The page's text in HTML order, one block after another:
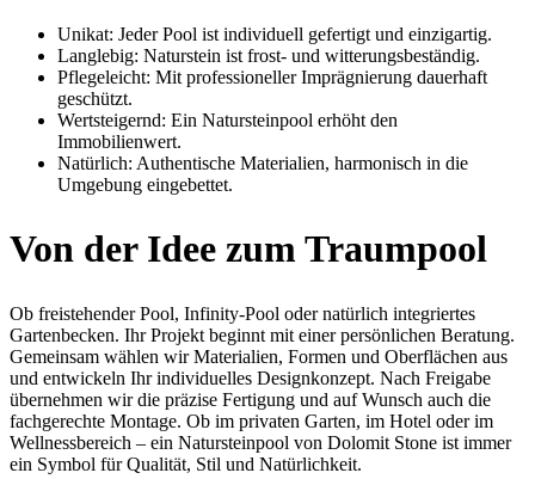
Unikat: Jeder Pool ist individuell gefertigt und einzigartig.
Langlebig: Naturstein ist frost- und witterungsbeständig.
Pflegeleicht: Mit professioneller Imprägnierung dauerhaft
geschützt.
Wertsteigernd: Ein Natursteinpool erhöht den
Immobilienwert.
Natürlich: Authentische Materialien, harmonisch in die
Umgebung eingebettet.
Von der Idee zum Traumpool
Ob freistehender Pool, Infinity-Pool oder natürlich integriertes
Gartenbecken. Ihr Projekt beginnt mit einer persönlichen Beratung.
Gemeinsam wählen wir Materialien, Formen und Oberflächen aus
und entwickeln Ihr individuelles Designkonzept. Nach Freigabe
übernehmen wir die präzise Fertigung und auf Wunsch auch die
fachgerechte Montage. Ob im privaten Garten, im Hotel oder im
Wellnessbereich – ein Natursteinpool von Dolomit Stone ist immer
ein Symbol für Qualität, Stil und Natürlichkeit.